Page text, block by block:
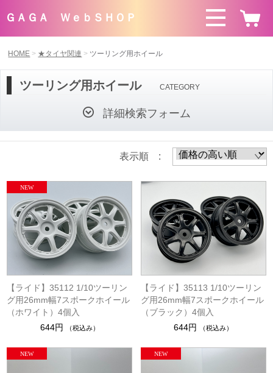
ＧＡＧＡ ＷｅｂＳＨＯＰ
HOME ★タイヤ関連 ツーリング用ホイール
ツーリング用ホイール CATEGORY
詳細検索フォーム
表示順 :
【ライド】35112 1/10ツーリン
グ用26mm幅7スポークホイール
（ホワイト）4個入
644円
（税込み）
【ライド】35113 1/10ツーリン
グ用26mm幅7スポークホイール
（ブラック）4個入
644円
（税込み）